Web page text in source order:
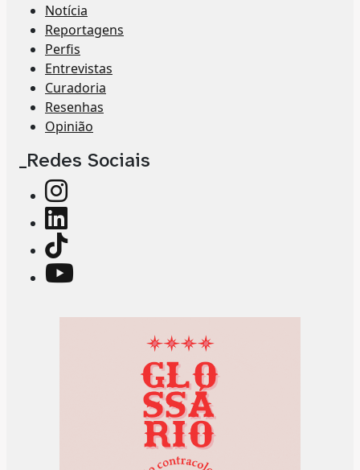
Notícia
Reportagens
Perfis
Entrevistas
Curadoria
Resenhas
Opinião
_Redes Sociais